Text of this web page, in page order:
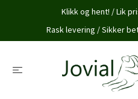
Klikk og hent! / Lik
Rask levering / Sikker